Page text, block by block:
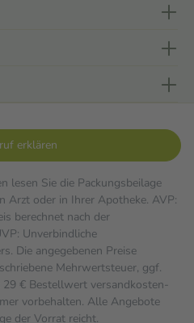
erklären
lesen Sie die Packungsbeilage
Arzt oder in Ihrer Apotheke. AVP:
berechnet nach der
Unverbindliche
Die angegebenen Preise
Mehrwertsteuer, ggf.
29 € Bestell­wert versand­kosten­
vorbehalten. Alle Angebote
der Vorrat reicht.